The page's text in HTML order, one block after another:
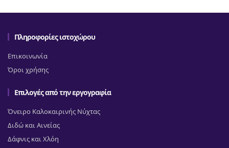
Πληροφορίες ιστοχώρου
Επικοινωνία
Όροι χρήσης
Επιλογές από την εργογραφία
Όνειρο Καλοκαιρινής Νύχτας
Διδώ και Αινείας
Δάφνις και Χλόη